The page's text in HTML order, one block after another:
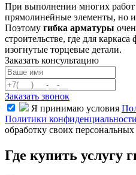
При выполнении многих работ
прямолинейные элементы, но
Поэтому гибка арматуры
строительстве, где для
изогнутые торцевые детали.
Заказать консультацию
Заказать звонок
Я принимаю условия
Политики конфиденциальности
обработку своих
Где купить услугу